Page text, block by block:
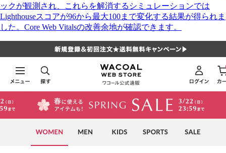
ックが観測され、これらを解消するシミュレーションでは
Lighthouseスコアが96から最大100まで変化する結果が得られま
した。Core Web Vitalsの改善余地が確認できます。